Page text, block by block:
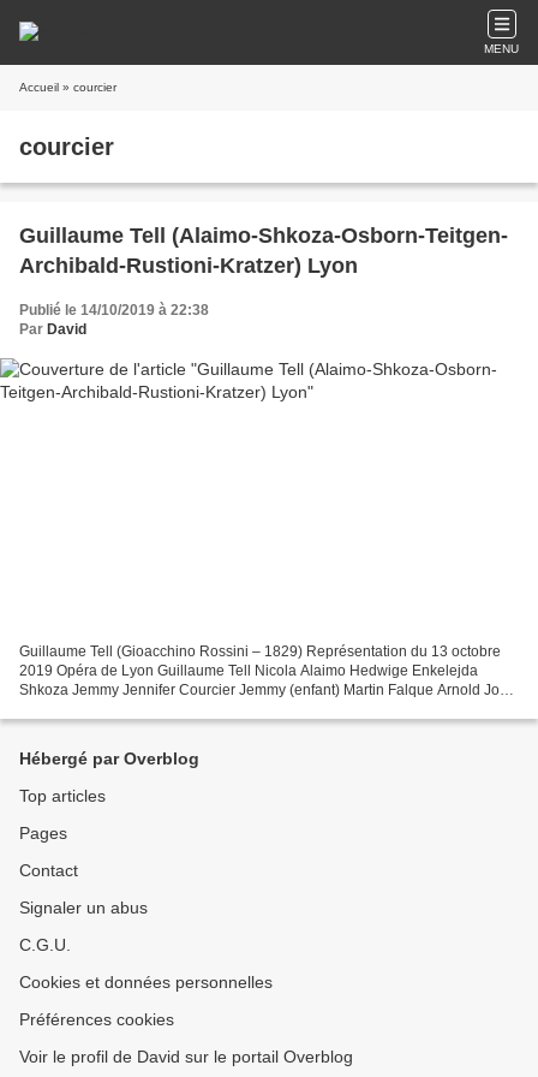
MENU
Accueil » courcier
courcier
Guillaume Tell (Alaimo-Shkoza-Osborn-Teitgen-
Archibald-Rustioni-Kratzer) Lyon
Publié le 14/10/2019 à 22:38
Par David
Guillaume Tell (Gioacchino Rossini – 1829) Représentation du 13 octobre
2019 Opéra de Lyon Guillaume Tell Nicola Alaimo Hedwige Enkelejda
Shkoza Jemmy Jennifer Courcier Jemmy (enfant) Martin Falque Arnold John
Hébergé par Overblog
Top articles
Pages
Contact
Signaler un abus
C.G.U.
Cookies et données personnelles
Préférences cookies
Voir le profil de David sur le portail Overblog